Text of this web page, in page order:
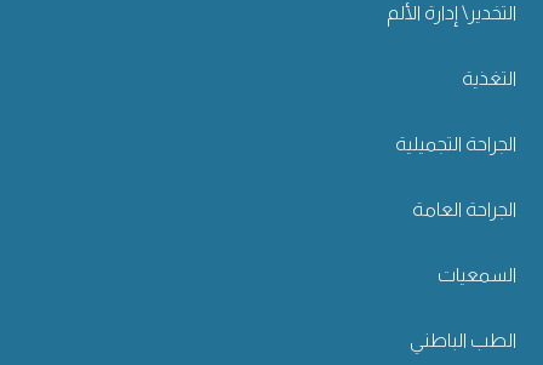
التخدير\ إدارة الألم
التغذية
الجراحة التجميلية
الجراحة العامة
السمعيات
الطب الباطني